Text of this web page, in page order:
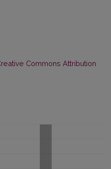
Commons Attribution